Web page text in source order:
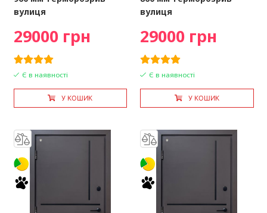
вулиця
29000 грн
Є в наявності
У КОШИК
вулиця
29000 грн
Є в наявності
У КОШИК